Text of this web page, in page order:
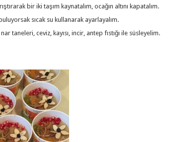
bir iki taşım kaynatalım, ocağın altını kapatalım.
sıcak su kullanarak ayarlayalım.
taneleri, ceviz, kayısı, incir, antep fıstığı ile süsleyelim.